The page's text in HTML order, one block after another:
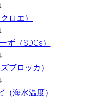
↓
ロエ）
↓
ず（SDGs）
↓
ブロッカ）
↓
海水温度）